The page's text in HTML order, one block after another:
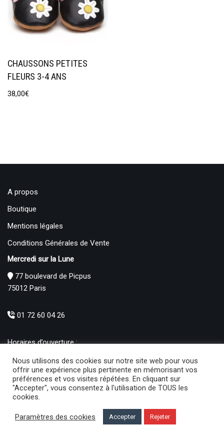
CHAUSSONS PETITES
FLEURS 3-4 ANS
38,00€
A propos
Boutique
Mentions légales
Conditions Générales de Vente
Mercredi sur la Lune
77 boulevard de Picpus
75012 Paris
01 72 60 04 26
Horaires d’ouverture :
Mercredi au Samedi : 10h30 – 19h00
Produits
Nous utilisons des cookies sur notre site web pour vous
offrir une expérience plus pertinente en mémorisant vos
préférences et vos visites répétées. En cliquant sur
"Accepter", vous consentez à l'utilisation de TOUS les
cookies.
Paramètres des cookies Accepter Rejeter